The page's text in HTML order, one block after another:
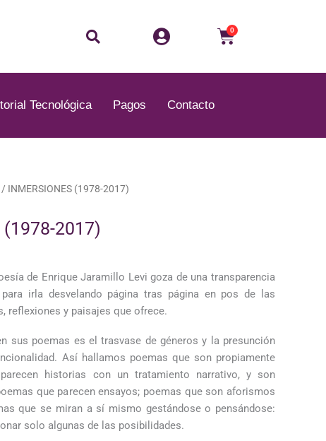
Buscar 0
Carrito
Tecnológica Pagos Contacto
/ INMERSIONES (1978-2017)
(1978-2017)
de Enrique Jaramillo Levi goza de una transparencia
irla desvelando página tras página en pos de las
reflexiones y paisajes que ofrece.
sus poemas es el trasvase de géneros y la presunción
Así hallamos poemas que son propiamente
historias con un tratamiento narrativo, y son
que parecen ensayos; poemas que son aforismos
que se miran a sí mismo gestándose o pensándose:
solo algunas de las posibilidades.